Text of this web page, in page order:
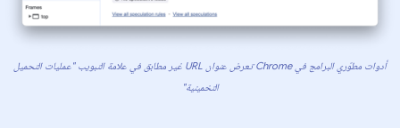
أدوات مطوّري البرامج في Chrome تعرض عنوان URL غير مطابق في علامة التبويب "عمليات التحميل
التخمينية"